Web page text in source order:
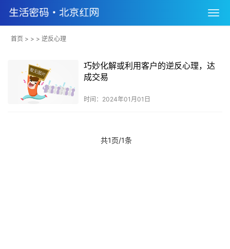
首页 > > > 逆反心理
巧妙化解或利用客户的逆反心理，达
成交易
时间：2024年01月01日
共1页/1条